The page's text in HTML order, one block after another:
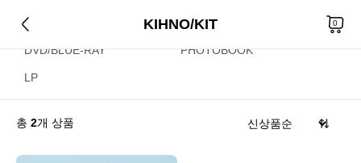
KIHNO/KIT 0
CD KIHNO/KIT
DVD/BLUE-RAY PHOTOBOOK
LP
총 2개 상품